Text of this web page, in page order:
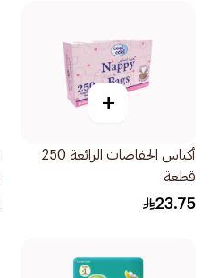
+
أكياس الحفاضات الرائعة 250
قطعة
23.75